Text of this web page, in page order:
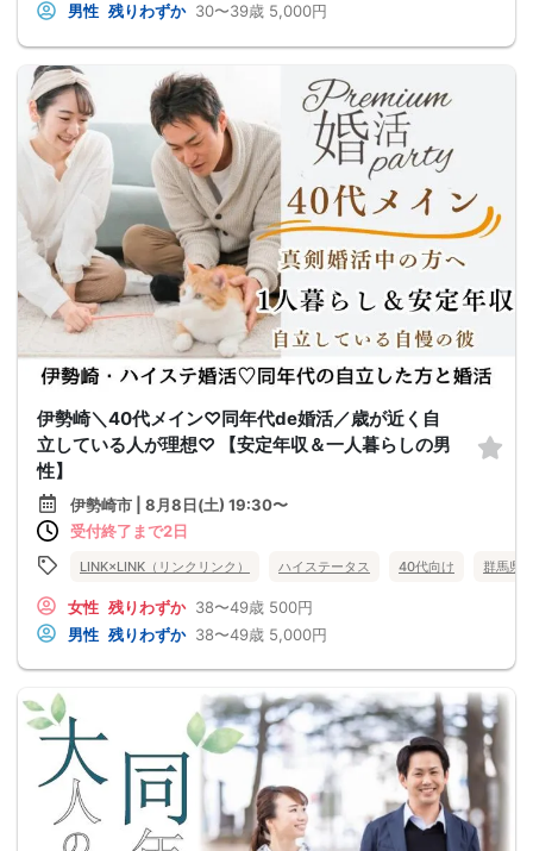
男性 残りわずか 30〜39歳 5,000円
伊勢崎＼40代メイン♡同年代de婚活／歳が近く自
立している人が理想♡ 【安定年収＆一人暮らしの男
性】
伊勢崎市 | 8月8日(土) 19:30〜
受付終了まで2日
LINK×LINK（リンクリンク） ハイステータス 40代向け 群馬県
女性 残りわずか 38〜49歳 500円
男性 残りわずか 38〜49歳 5,000円